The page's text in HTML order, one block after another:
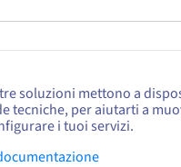
soluzioni mettono a
tecniche, per aiutarti a
i tuoi servizi.